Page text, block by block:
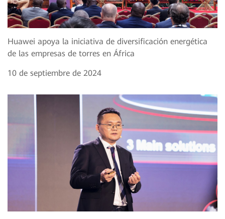
Huawei apoya la iniciativa de diversificación energética
de las empresas de torres en África
10 de septiembre de 2024